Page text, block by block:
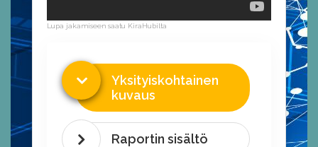
Lupa jakamiseen saatu KiraHubilta
Yksityiskohtainen
kuvaus
Raportin sisältö